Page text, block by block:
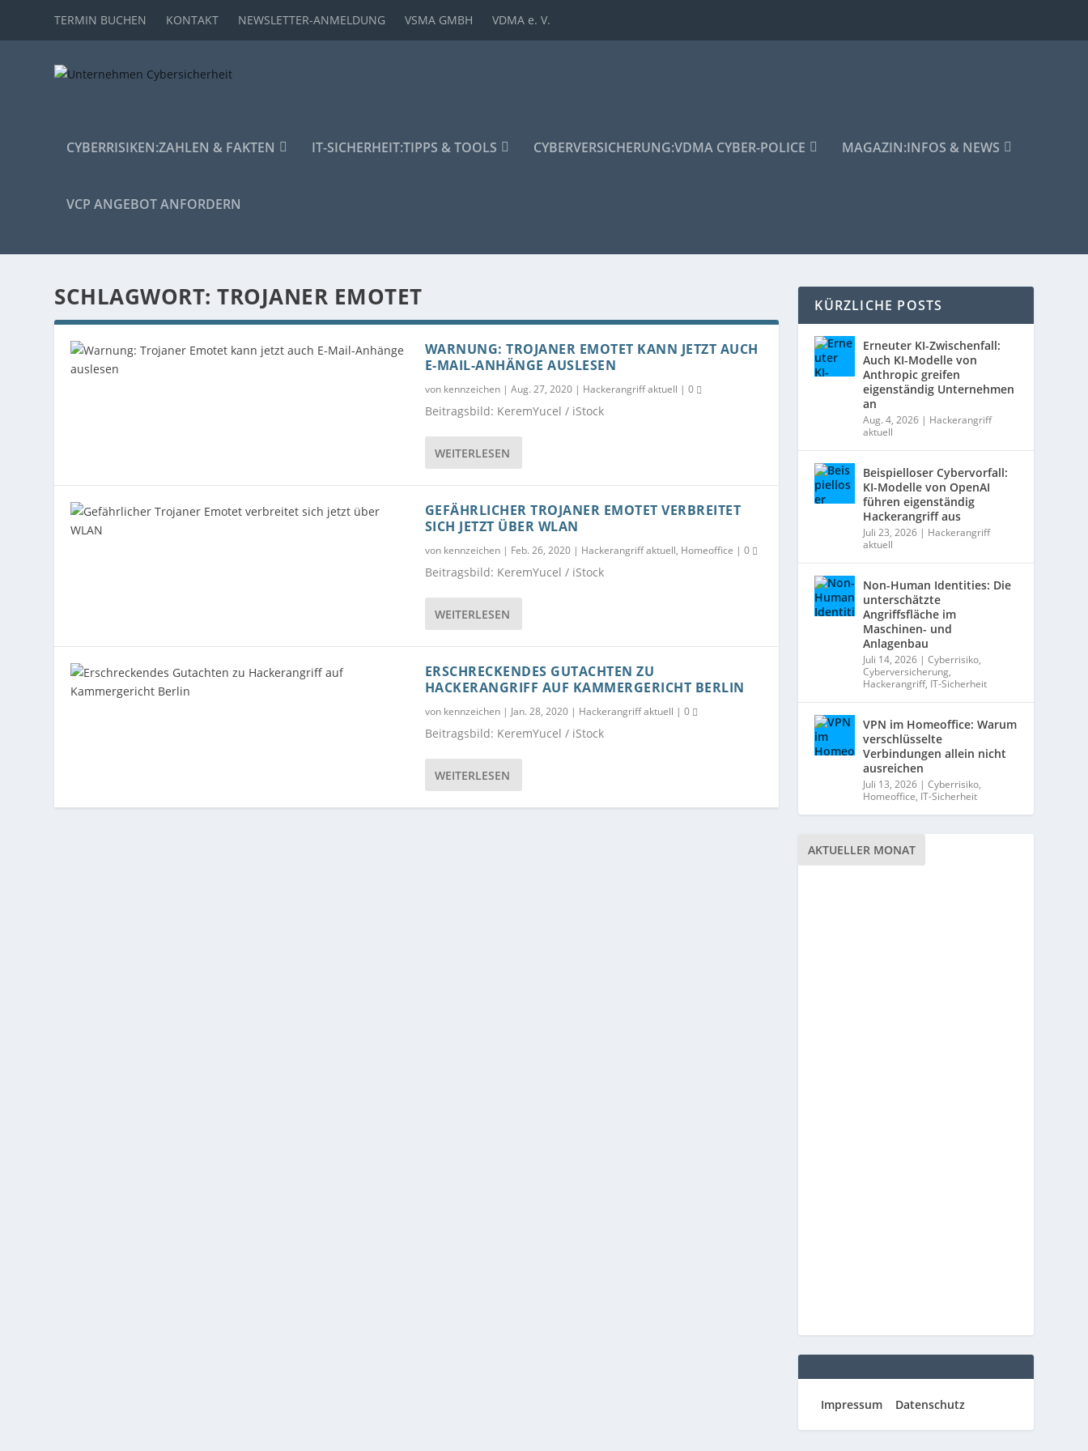
TERMIN BUCHEN KONTAKT NEWSLETTER-ANMELDUNG VSMA GMBH VDMA e. V.
CYBERRISIKEN:ZAHLEN & FAKTEN IT-SICHERHEIT:TIPPS & TOOLS CYBERVERSICHERUNG:VDMA CYBER-POLICE MAGAZIN:INFOS & NEWS
VCP ANGEBOT ANFORDERN
SCHLAGWORT:TROJANER EMOTET
WARNUNG: TROJANER EMOTET KANN JETZT AUCH
E-MAIL-ANHÄNGE AUSLESEN
von kennzeichen| Aug. 27, 2020| Hackerangriff aktuell | 0
Beitragsbild: KeremYucel / iStock
WEITERLESEN
GEFÄHRLICHER TROJANER EMOTET VERBREITET
SICH JETZT ÜBER WLAN
von kennzeichen| Feb. 26, 2020| Hackerangriff aktuell, Homeoffice | 0
Beitragsbild: KeremYucel / iStock
WEITERLESEN
ERSCHRECKENDES GUTACHTEN ZU
HACKERANGRIFF AUF KAMMERGERICHT BERLIN
von kennzeichen| Jan. 28, 2020| Hackerangriff aktuell | 0
Beitragsbild: KeremYucel / iStock
WEITERLESEN
KÜRZLICHE POSTS
Erneuter KI-Zwischenfall:
Auch KI-Modelle von
Anthropic greifen
eigenständig Unternehmen
an
Aug. 4, 2026 | Hackerangriff
aktuell
Beispielloser Cybervorfall:
KI-Modelle von OpenAI
führen eigenständig
Hackerangriff aus
Juli 23, 2026 | Hackerangriff
aktuell
Non-Human Identities: Die
unterschätzte
Angriffsfläche im
Maschinen- und
Anlagenbau
Juli 14, 2026 |Cyberrisiko,
Cyberversicherung,
Hackerangriff, IT-Sicherheit
VPN im Homeoffice: Warum
verschlüsselte
Verbindungen allein nicht
ausreichen
Juli 13, 2026 |Cyberrisiko,
Homeoffice, IT-Sicherheit
AKTUELLER MONAT
Impressum Datenschutz